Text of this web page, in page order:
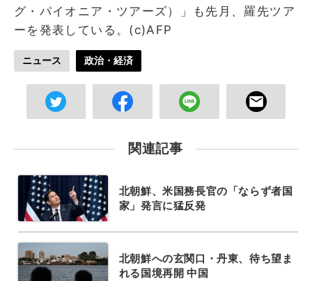
グ・パイオニア・ツアーズ）」も先月、羅先ツア
ーを発表している。(c)AFP
ニュース 政治・経済
関連記事
北朝鮮、米国務長官の「ならず者国
家」発言に猛反発
北朝鮮への玄関口・丹東、待ち望ま
れる国境再開 中国